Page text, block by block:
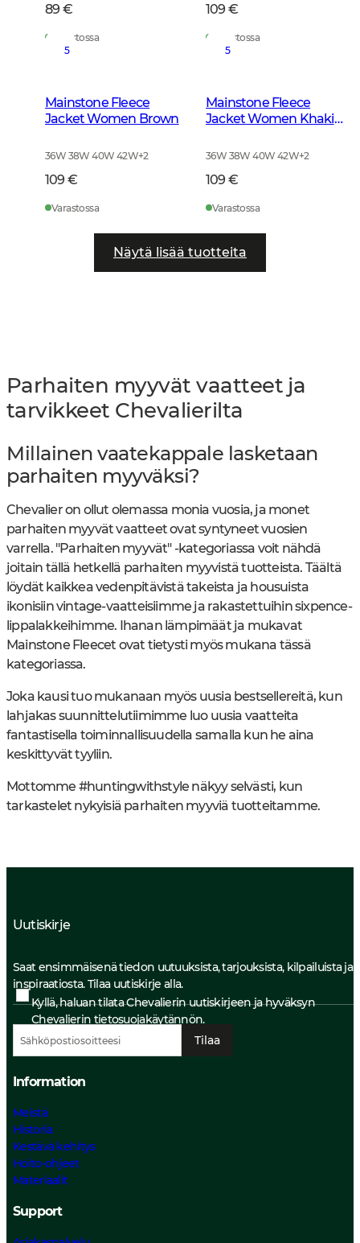
89 €
Varastossa
109 €
Varastossa
5
Mainstone Fleece
Jacket Women Brown
36W 38W 40W 42W+2
109 €
Varastossa
5
Mainstone Fleece
Jacket Women Khaki
36W 38W 40W 42W+2
109 €
Varastossa
Näytä lisää tuotteita
Parhaiten myyvät vaatteet ja
tarvikkeet Chevalierilta
Millainen vaatekappale lasketaan
parhaiten myyväksi?
Chevalier on ollut olemassa monia vuosia, ja monet
parhaiten myyvät vaatteet ovat syntyneet vuosien
varrella. "Parhaiten myyvät" -kategoriassa voit nähdä
joitain tällä hetkellä parhaiten myyvistä tuotteista. Täältä
löydät kaikkea vedenpitävistä takeista ja housuista
ikonisiin vintage-vaatteisiimme ja rakastettuihin sixpence-
lippalakkeihimme. Ihanan lämpimäät ja mukavat
Mainstone Fleecet ovat tietysti myös mukana tässä
kategoriassa.
Joka kausi tuo mukanaan myös uusia bestsellereitä, kun
lahjakas suunnittelutiimimme luo uusia vaatteita
fantastisella toiminnallisuudella samalla kun he aina
keskittyvät tyyliin.
Mottomme #huntingwithstyle näkyy selvästi, kun
tarkastelet nykyisiä parhaiten myyviä tuotteitamme.
Uutiskirje
Saat ensimmäisenä tiedon uutuuksista, tarjouksista, kilpailuista ja
inspiraatiosta. Tilaa uutiskirje alla.
Kyllä, haluan tilata Chevalierin uutiskirjeen ja hyväksyn
Chevalierin tietosuojakäytännön.
Tilaa
Information
Meistä
Historia
Kestävä kehitys
Hoito-ohjeet
Materiaalit
Support